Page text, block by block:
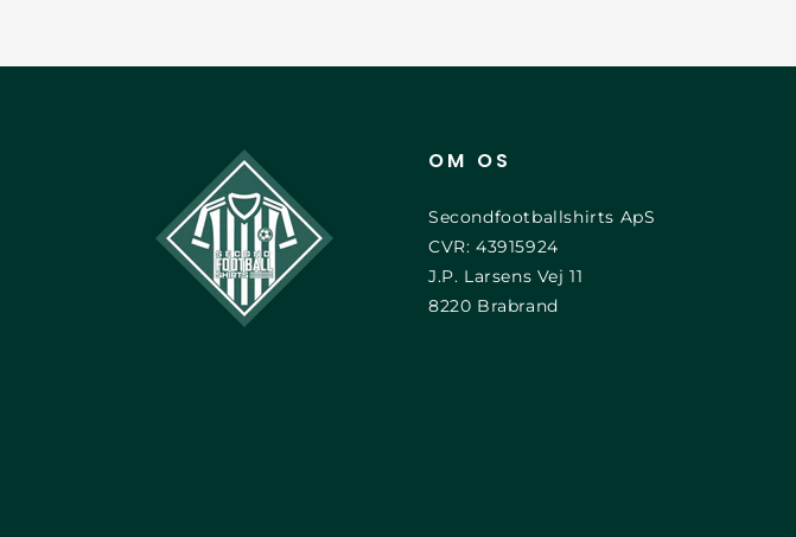
OM OS
Secondfootballshirts ApS
CVR: 43915924
J.P. Larsens Vej 11
8220 Brabrand